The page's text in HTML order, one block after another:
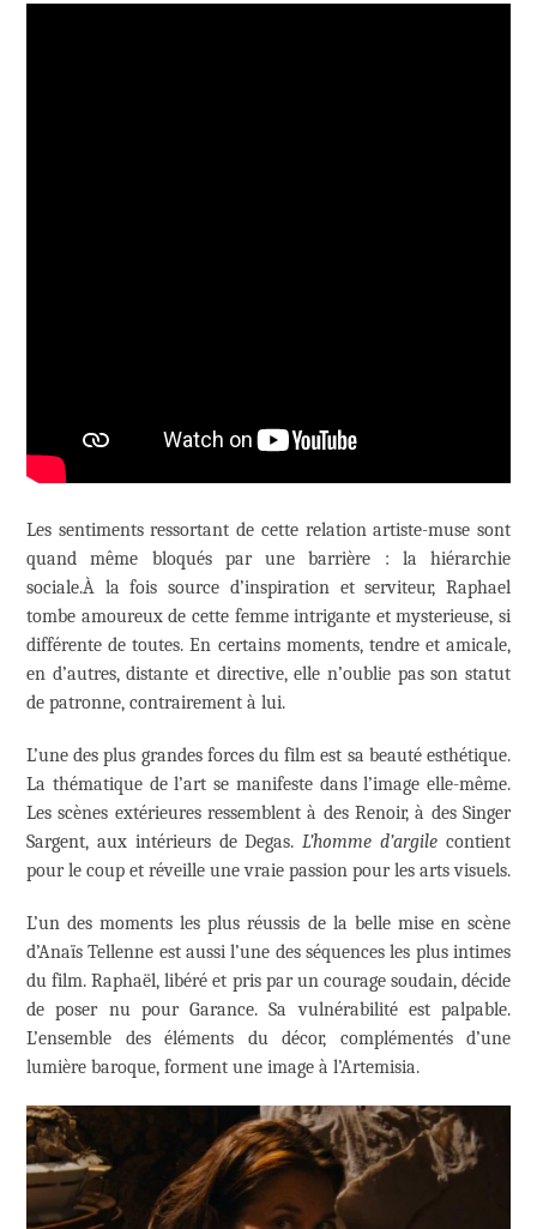
Les sentiments ressortant de cette relation artiste-muse sont
quand même bloqués par une barrière : la hiérarchie
sociale.À la fois source d’inspiration et serviteur, Raphael
tombe amoureux de cette femme intrigante et mysterieuse, si
différente de toutes. En certains moments, tendre et amicale,
en d’autres, distante et directive, elle n’oublie pas son statut
de patronne, contrairement à lui.
L’une des plus grandes forces du film est sa beauté esthétique.
La thématique de l’art se manifeste dans l’image elle-même.
Les scènes extérieures ressemblent à des Renoir, à des Singer
Sargent, aux intérieurs de Degas.L’homme d’argile contient
pour le coup et réveille une vraie passion pour les arts visuels.
L’un des moments les plus réussis de la belle mise en scène
d’Anaïs Tellenne est aussi l’une des séquences les plus intimes
du film. Raphaël, libéré et pris par un courage soudain, décide
de poser nu pour Garance. Sa vulnérabilité est palpable.
L’ensemble des éléments du décor, complémentés d’une
lumière baroque, forment une image à l’Artemisia.